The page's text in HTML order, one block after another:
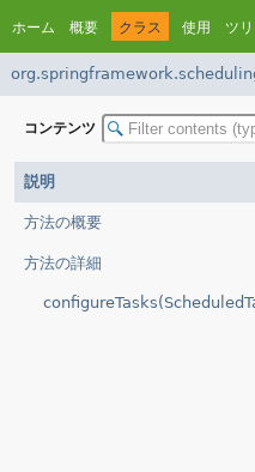
ホーム 概要 クラス 使用 ツ
コンテンツ
説明
方法の概要
方法の詳細